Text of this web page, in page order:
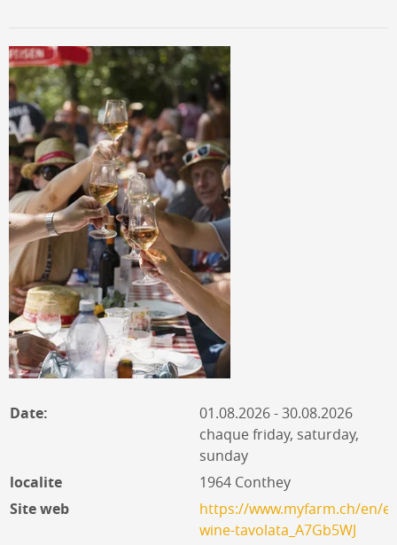
Date:
01.08.2026 - 30.08.2026
chaque friday, saturday,
sunday
localite
1964 Conthey
Site web
https://www.myfarm.ch/en/
wine-tavolata_A7Gb5WJ